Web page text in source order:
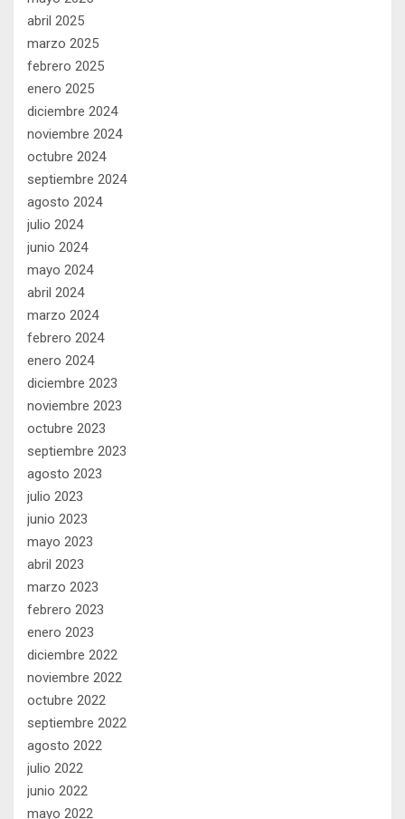
abril 2025
marzo 2025
febrero 2025
enero 2025
diciembre 2024
noviembre 2024
octubre 2024
septiembre 2024
agosto 2024
julio 2024
junio 2024
mayo 2024
abril 2024
marzo 2024
febrero 2024
enero 2024
diciembre 2023
noviembre 2023
octubre 2023
septiembre 2023
agosto 2023
julio 2023
junio 2023
mayo 2023
abril 2023
marzo 2023
febrero 2023
enero 2023
diciembre 2022
noviembre 2022
octubre 2022
septiembre 2022
agosto 2022
julio 2022
junio 2022
mayo 2022